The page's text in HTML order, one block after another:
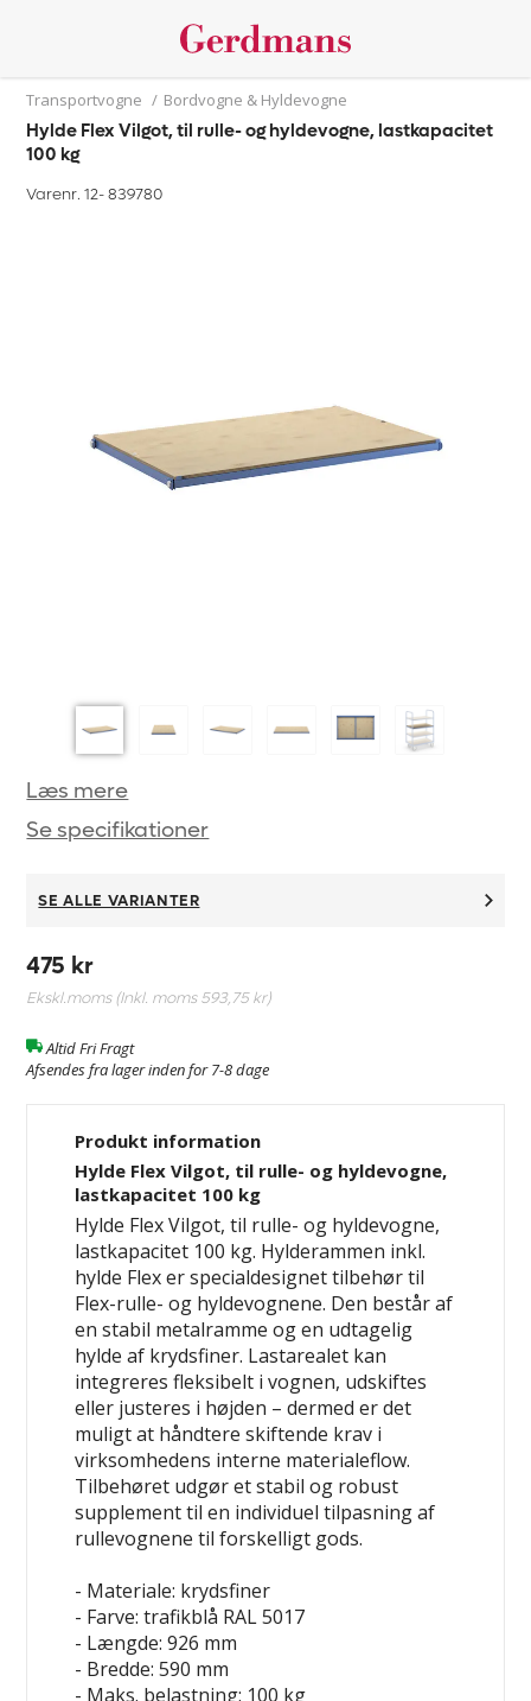
Transportvogne / Bordvogne & Hyldevogne
Hylde Flex Vilgot, til rulle- og hyldevogne, lastkapacitet
100 kg
Varenr. 12-839780
Læs mere
Se specifikationer
SE ALLE VARIANTER
475 kr
Ekskl.moms (Inkl. moms593,75 kr)
Altid Fri Fragt
Afsendes fra lager inden for 7-8 dage
Produkt information
Hylde Flex Vilgot, til rulle- og hyldevogne,
lastkapacitet 100 kg
Hylde Flex Vilgot, til rulle- og hyldevogne,
lastkapacitet 100 kg. Hylderammen inkl.
hylde Flex er specialdesignet tilbehør til
Flex-rulle- og hyldevognene. Den består af
en stabil metalramme og en udtagelig
hylde af krydsfiner. Lastarealet kan
integreres fleksibelt i vognen, udskiftes
eller justeres i højden – dermed er det
muligt at håndtere skiftende krav i
virksomhedens interne materialeflow.
Tilbehøret udgør et stabil og robust
supplement til en individuel tilpasning af
rullevognene til forskelligt gods.
- Materiale: krydsfiner
- Farve: trafikblå RAL 5017
- Længde: 926 mm
- Bredde: 590 mm
- Maks. belastning: 100 kg